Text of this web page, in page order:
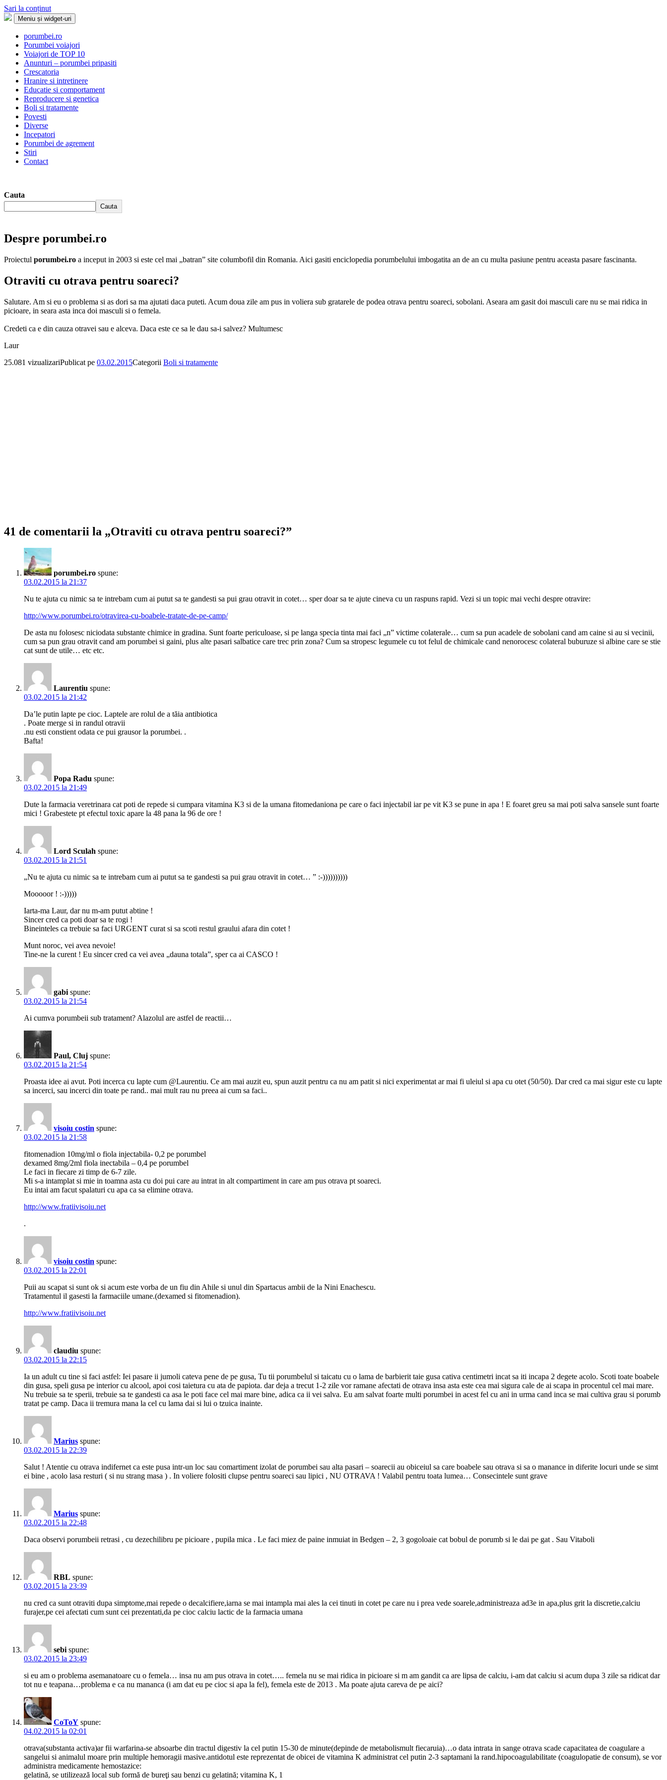
Sari la conținut
Porumbei.ro
Enciclopedia porumbelului
Meniu și widget-uri
porumbei.ro
Porumbei voiajori
Voiajori de TOP 10
Anunturi – porumbei pripasiti
Crescatoria
Hranire si intretinere
Educatie si comportament
Reproducere si genetica
Boli si tratamente
Povesti
Diverse
Incepatori
Porumbei de agrement
Stiri
Contact
Cauta
Cauta
Despre porumbei.ro
Proiectul porumbei.ro a inceput in 2003 si este cel mai „batran” site columbofil din Romania. Aici gasiti enciclopedia porumbelului imbogatita an de an cu multa pasiune pentru aceasta pasare fascinanta.
Otraviti cu otrava pentru soareci?
Salutare. Am si eu o problema si as dori sa ma ajutati daca puteti. Acum doua zile am pus in voliera sub gratarele de podea otrava pentru soareci, sobolani. Aseara am gasit doi masculi care nu se mai ridica in
picioare, in seara asta inca doi masculi si o femela.
Credeti ca e din cauza otravei sau e alceva. Daca este ce sa le dau sa-i salvez? Multumesc
Laur
25.081 vizualizariPublicat pe 03.02.2015Categorii Boli si tratamente
41 de comentarii la „Otraviti cu otrava pentru soareci?”
porumbei.ro spune:
03.02.2015 la 21:37
Nu te ajuta cu nimic sa te intrebam cum ai putut sa te gandesti sa pui grau otravit in cotet… sper doar sa te ajute cineva cu un raspuns rapid. Vezi si un topic mai vechi despre otravire:
http://www.porumbei.ro/otravirea-cu-boabele-tratate-de-pe-camp/
De asta nu folosesc niciodata substante chimice in gradina. Sunt foarte periculoase, si pe langa specia tinta mai faci „n” victime colaterale… cum sa pun acadele de sobolani cand am caine si au si vecinii,
cum sa pun grau otravit cand am porumbei si gaini, plus alte pasari salbatice care trec prin zona? Cum sa stropesc legumele cu tot felul de chimicale cand nenorocesc colateral buburuze si albine care se stie
cat sunt de utile… etc etc.
Laurentiu spune:
03.02.2015 la 21:42
Da’le putin lapte pe cioc. Laptele are rolul de a tăia antibiotica
. Poate merge si in randul otravii
.nu esti constient odata ce pui grausor la porumbei. .
Bafta!
Popa Radu spune:
03.02.2015 la 21:49
Dute la farmacia veretrinara cat poti de repede si cumpara vitamina K3 si de la umana fitomedaniona pe care o faci injectabil iar pe vit K3 se pune in apa ! E foaret greu sa mai poti salva sansele sunt foarte
mici ! Grabestete pt efectul toxic apare la 48 pana la 96 de ore !
Lord Sculah spune:
03.02.2015 la 21:51
„Nu te ajuta cu nimic sa te intrebam cum ai putut sa te gandesti sa pui grau otravit in cotet… ” :-))))))))))
Mooooor ! :-)))))
Iarta-ma Laur, dar nu m-am putut abtine !
Sincer cred ca poti doar sa te rogi !
Bineinteles ca trebuie sa faci URGENT curat si sa scoti restul graului afara din cotet !
Munt noroc, vei avea nevoie!
Tine-ne la curent ! Eu sincer cred ca vei avea „dauna totala”, sper ca ai CASCO !
gabi spune:
03.02.2015 la 21:54
Ai cumva porumbeii sub tratament? Alazolul are astfel de reactii…
Paul, Cluj spune:
03.02.2015 la 21:54
Proasta idee ai avut. Poti incerca cu lapte cum @Laurentiu. Ce am mai auzit eu, spun auzit pentru ca nu am patit si nici experimentat ar mai fi uleiul si apa cu otet (50/50). Dar cred ca mai sigur este cu lapte
sa incerci, sau incerci din toate pe rand.. mai mult rau nu preea ai cum sa faci..
visoiu costin spune:
03.02.2015 la 21:58
fitomenadion 10mg/ml o fiola injectabila- 0,2 pe porumbel
dexamed 8mg/2ml fiola inectabila – 0,4 pe porumbel
Le faci in fiecare zi timp de 6-7 zile.
Mi s-a intamplat si mie in toamna asta cu doi pui care au intrat in alt compartiment in care am pus otrava pt soareci.
Eu intai am facut spalaturi cu apa ca sa elimine otrava.
http://www.fratiivisoiu.net
.
visoiu costin spune:
03.02.2015 la 22:01
Puii au scapat si sunt ok si acum este vorba de un fiu din Ahile si unul din Spartacus ambii de la Nini Enachescu.
Tratamentul il gasesti la farmaciile umane.(dexamed si fitomenadion).
http://www.fratiivisoiu.net
claudiu spune:
03.02.2015 la 22:15
Ia un adult cu tine si faci astfel: Iei pasare ii jumoli cateva pene de pe gusa, Tu tii porumbelul si taicatu cu o lama de barbierit taie gusa cativa centimetri incat sa iti incapa 2 degete acolo. Scoti toate boabele
din gusa, speli gusa pe interior cu alcool, apoi cosi taietura cu ata de papiota. dar deja a trecut 1-2 zile vor ramane afectati de otrava insa asta este cea mai sigura cale de ai scapa in procentul cel mai mare.
Nu trebuie sa te sperii, trebuie sa te gandesti ca asa le poti face cel mai mare bine, adica ca ii vei salva. Eu am salvat foarte multi porumbei in acest fel cu ani in urma cand inca se mai cultiva grau si porumb
tratat pe camp. Daca ii tremura mana la cel cu lama dai si lui o tzuica inainte.
Marius spune:
03.02.2015 la 22:39
Salut ! Atentie cu otrava indifernet ca este pusa intr-un loc sau comartiment izolat de porumbei sau alta pasari – soarecii au obiceiul sa care boabele sau otrava si sa o manance in diferite locuri unde se simt
ei bine , acolo lasa resturi ( si nu strang masa ) . In voliere folositi clupse pentru soareci sau lipici , NU OTRAVA ! Valabil pentru toata lumea… Consecintele sunt grave
Marius spune:
03.02.2015 la 22:48
Daca observi porumbeii retrasi , cu dezechilibru pe picioare , pupila mica . Le faci miez de paine inmuiat in Bedgen – 2, 3 gogoloaie cat bobul de porumb si le dai pe gat . Sau Vitaboli
RBL spune:
03.02.2015 la 23:39
nu cred ca sunt otraviti dupa simptome,mai repede o decalcifiere,iarna se mai intampla mai ales la cei tinuti in cotet pe care nu i prea vede soarele,administreaza ad3e in apa,plus grit la discretie,calciu
furajer,pe cei afectati cum sunt cei prezentati,da pe cioc calciu lactic de la farmacia umana
sebi spune:
03.02.2015 la 23:49
si eu am o problema asemanatoare cu o femela… insa nu am pus otrava in cotet….. femela nu se mai ridica in picioare si m am gandit ca are lipsa de calciu, i-am dat calciu si acum dupa 3 zile sa ridicat dar
tot nu e teapana…problema e ca nu mananca (i am dat eu pe cioc si apa la fel), femela este de 2013 . Ma poate ajuta careva de pe aici?
CoToY spune:
04.02.2015 la 02:01
otrava(substanta activa)ar fii warfarina-se absoarbe din tractul digestiv la cel putin 15-30 de minute(depinde de metabolismult fiecaruia)…o data intrata in sange otrava scade capacitatea de coagulare a
sangelui si animalul moare prin multiple hemoragii masive.antidotul este reprezentat de obicei de vitamina K administrat cel putin 2-3 saptamani la rand.hipocoagulabilitate (coagulopatie de consum), se vor
administra medicamente hemostazice:
gelatină, se utilizează local sub formă de bureţi sau benzi cu gelatină; vitamina K, 1